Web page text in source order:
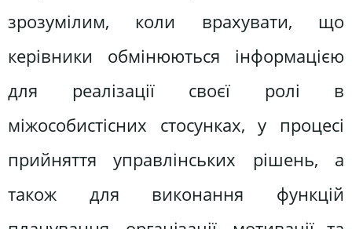
зрозумілим, коли врахувати, що
керівники обмінюються інформацією
для реалізації своєї ролі в
міжособистісних стосунках, у процесі
прийняття управлінських рішень, а
також для виконання функцій